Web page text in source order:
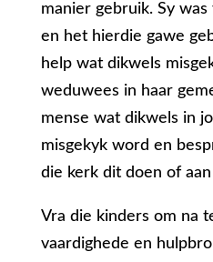
manier gebruik. Sy
en het hierdie gawe
help wat dikwels
weduwees in haar
mense wat dikwels in
misgekyk word en
die kerk dit doen of
Vra die kinders om na
vaardighede en